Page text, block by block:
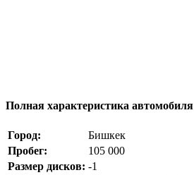
Полная характеристика автомобиля
Город:
Бишкек
Пробег:
105 000
Размер дисков: -1